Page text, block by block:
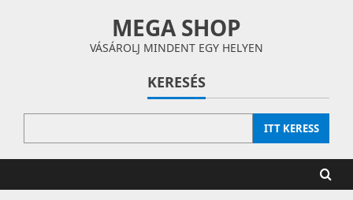
MEGA SHOP
VÁSÁROLJ MINDENT EGY HELYEN
KERESÉS
ITT KERESS